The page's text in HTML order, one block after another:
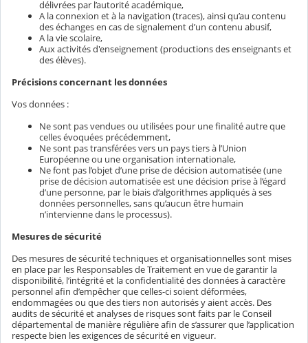
délivrées par l’autorité académique,
A la connexion et à la navigation (traces), ainsi qu’au contenu
des échanges en cas de signalement d’un contenu abusif,
A la vie scolaire,
Aux activités d'enseignement (productions des enseignants et
des élèves).
Précisions concernant les données
Vos données :
Ne sont pas vendues ou utilisées pour une finalité autre que
celles évoquées précédemment,
Ne sont pas transférées vers un pays tiers à l’Union
Européenne ou une organisation internationale,
Ne font pas l’objet d’une prise de décision automatisée (une
prise de décision automatisée est une décision prise à l’égard
d’une personne, par le biais d’algorithmes appliqués à ses
données personnelles, sans qu’aucun être humain
n’intervienne dans le processus).
Mesures de sécurité
Des mesures de sécurité techniques et organisationnelles sont mises
en place par les Responsables de Traitement en vue de garantir la
disponibilité, l’intégrité et la confidentialité des données à caractère
personnel afin d’empêcher que celles-ci soient déformées,
endommagées ou que des tiers non autorisés y aient accès. Des
audits de sécurité et analyses de risques sont faits par le Conseil
départemental de manière régulière afin de s’assurer que l’application
respecte bien les exigences de sécurité en vigueur.